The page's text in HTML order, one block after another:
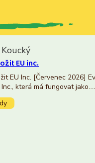
EU inc.
EU Inc. [Červenec 2026]
Inc., která má fungovat jako…